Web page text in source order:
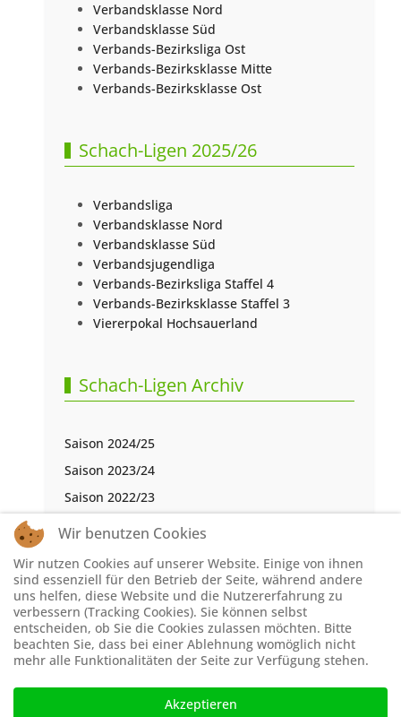
Verbandsklasse Nord
Verbandsklasse Süd
Verbands-Bezirksliga Ost
Verbands-Bezirksklasse Mitte
Verbands-Bezirksklasse Ost
Schach-Ligen 2025/26
Verbandsliga
Verbandsklasse Nord
Verbandsklasse Süd
Verbandsjugendliga
Verbands-Bezirksliga Staffel 4
Verbands-Bezirksklasse Staffel 3
Viererpokal Hochsauerland
Schach-Ligen Archiv
Saison 2024/25
Saison 2023/24
Saison 2022/23
Saison 2021/22
Saison 2019/20
Saison 2018/19
Saison 2017/18
Saison 2016/17
Wir benutzen Cookies
Wir nutzen Cookies auf unserer Website. Einige von ihnen
sind essenziell für den Betrieb der Seite, während andere
uns helfen, diese Website und die Nutzererfahrung zu
verbessern (Tracking Cookies). Sie können selbst
entscheiden, ob Sie die Cookies zulassen möchten. Bitte
beachten Sie, dass bei einer Ablehnung womöglich nicht
mehr alle Funktionalitäten der Seite zur Verfügung stehen.
Akzeptieren